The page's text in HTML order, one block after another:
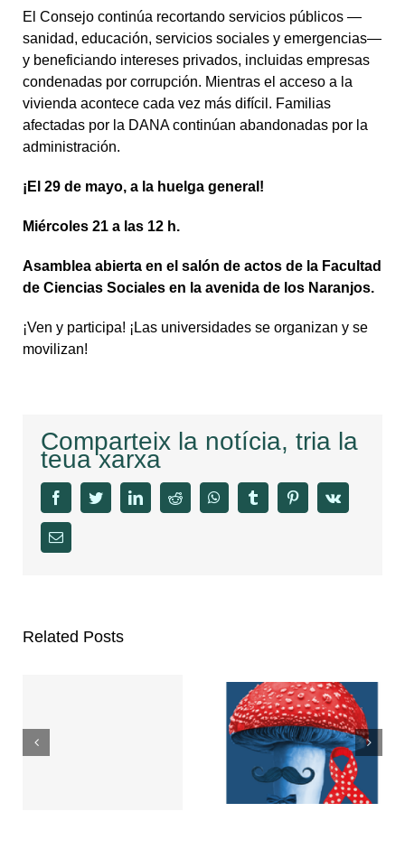
El Consejo continúa recortando servicios públicos —
sanidad, educación, servicios sociales y emergencias—
y beneficiando intereses privados, incluidas empresas
condenadas por corrupción. Mientras el acceso a la
vivienda acontece cada vez más difícil. Familias
afectadas por la DANA continúan abandonadas por la
administración.
¡El 29 de mayo, a la huelga general!
Miércoles 21 a las 12 h.
Asamblea abierta en el salón de actos de la Facultad
de Ciencias Sociales en la avenida de los Naranjos.
¡Ven y participa! ¡Las universidades se organizan y se
movilizan!
Comparteix la notícia, tria la
teua xarxa
facebooktwitter linkedinreddit whatsapptumblr pinterestvk
Email
Related Posts